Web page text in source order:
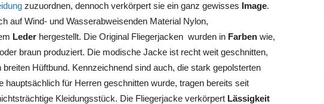
zuzuordnen, dennoch verkörpert sie ein ganz gewisses Image.
auf Wind- und Wasserabweisenden Material Nylon,
Leder hergestellt. Die Original Fliegerjacken wurden in Farben wie,
braun produziert. Die modische Jacke ist recht weit geschnitten,
breiten Hüftbund. Kennzeichnend sind auch, die stark gepolsterten
hauptsächlich für Herren geschnitten wurde, tragen bereits seit
Kleidungsstück. Die Fliegerjacke verkörpert Lässigkeit